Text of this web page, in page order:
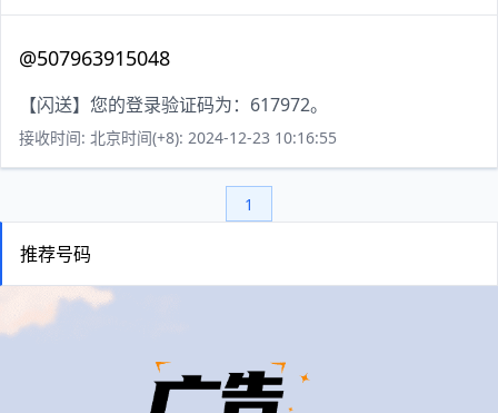
@507963915048
【闪送】您的登录验证码为：617972。
接收时间: 北京时间(+8): 2024-12-23 10:16:55
1
推荐号码